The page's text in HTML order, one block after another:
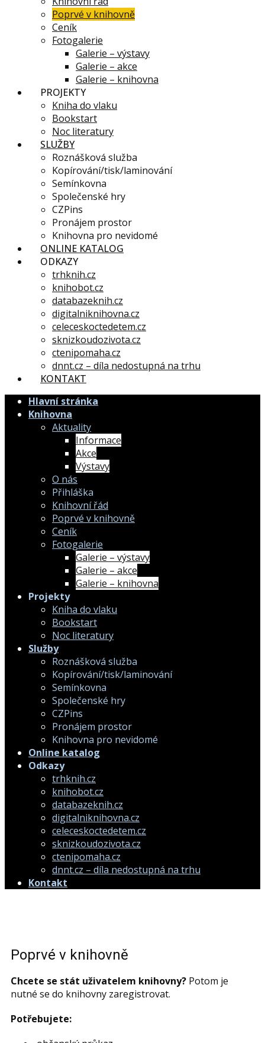
Poprvé v knihovně
Ceník
Fotogalerie
Galerie – výstavy
Galerie – akce
Galerie – knihovna
PROJEKTY
Kniha do vlaku
Bookstart
Noc literatury
SLUŽBY
Roznášková služba
Kopírování/tisk/laminování
Semínkovna
Společenské hry
CZPins
Pronájem prostor
Knihovna pro nevidomé
ONLINE KATALOG
ODKAZY
trhknih.cz
knihobot.cz
databazeknih.cz
digitalniknihovna.cz
celeceskoctedetem.cz
sknizkoudozivota.cz
ctenipomaha.cz
dnnt.cz – díla nedostupná na trhu
KONTAKT
Hlavní stránka
Knihovna
Aktuality
Informace
Akce
Výstavy
O nás
Přihláška
Knihovní řád
Poprvé v knihovně
Ceník
Fotogalerie
Galerie – výstavy
Galerie – akce
Galerie – knihovna
Projekty
Kniha do vlaku
Bookstart
Noc literatury
Služby
Roznášková služba
Kopírování/tisk/laminování
Semínkovna
Společenské hry
CZPins
Pronájem prostor
Knihovna pro nevidomé
Online katalog
Odkazy
trhknih.cz
knihobot.cz
databazeknih.cz
digitalniknihovna.cz
celeceskoctedetem.cz
sknizkoudozivota.cz
ctenipomaha.cz
dnnt.cz – díla nedostupná na trhu
Kontakt
Poprvé v knihovně
Chcete se stát uživatelem knihovny? Potom je
nutné se do knihovny zaregistrovat.
Potřebujete: